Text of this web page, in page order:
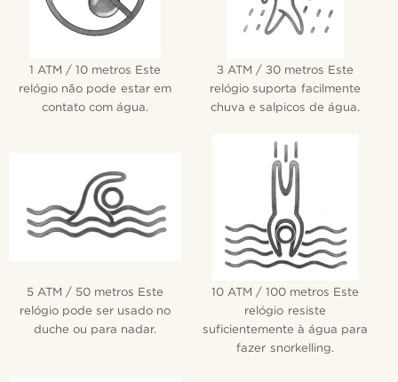
1 ATM / 10 metros Este
relógio não pode estar em
contato com água.
3 ATM / 30 metros Este
relógio suporta facilmente
chuva e salpicos de água.
5 ATM / 50 metros Este
relógio pode ser usado no
duche ou para nadar.
10 ATM / 100 metros Este
relógio resiste
suficientemente à água para
fazer snorkelling.